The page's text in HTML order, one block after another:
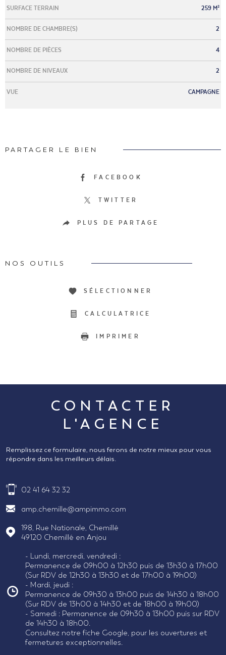
SURFACE TERRAIN 259 M²
NOMBRE DE CHAMBRE(S) 2
NOMBRE DE PIÈCES 4
NOMBRE DE NIVEAUX 2
VUE CAMPAGNE
PARTAGER LE BIEN
FACEBOOK
TWITTER
PLUS DE PARTAGE
NOS OUTILS
SÉLECTIONNER
CALCULATRICE
IMPRIMER
CONTACTER
L'AGENCE
Remplissez ce formulaire, nous ferons de notre mieux pour vous
répondre dans les meilleurs délais.
02 41 64 32 32
amp.chemille@ampimmo.com
198, Rue Nationale, Chemillé
49120
Chemillé en Anjou
- Lundi, mercredi, vendredi :
Permanence de 09h00 à 12h30 puis de 13h30 à 17h00
(Sur RDV de 12h30 à 13h30 et de 17h00 à 19h00)
- Mardi, jeudi :
Permanence de 09h30 à 13h00 puis de 14h30 à 18h00
(Sur RDV de 13h00 à 14h30 et de 18h00 à 19h00)
- Samedi : Permanence de 09h30 à 13h00 puis sur RDV
de 14h30 à 18h00.
Consultez notre fiche Google, pour les ouvertures et
fermetures exceptionnelles.